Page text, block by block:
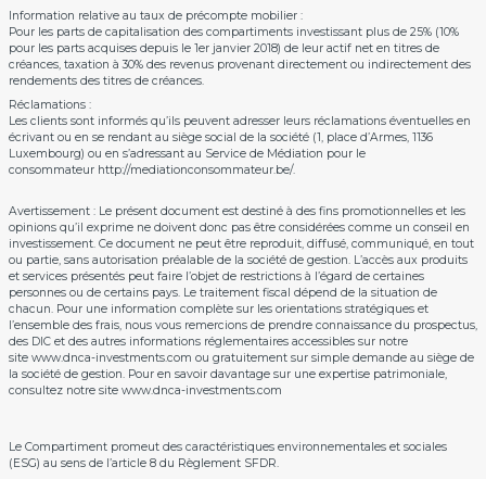
Information relative au taux de précompte mobilier :
Pour les parts de capitalisation des compartiments investissant plus de 25% (10%
pour les parts acquises depuis le 1er janvier 2018) de leur actif net en titres de
créances, taxation à 30% des revenus provenant directement ou indirectement des
rendements des titres de créances.
Réclamations :
Les clients sont informés qu’ils peuvent adresser leurs réclamations éventuelles en
écrivant ou en se rendant au siège social de la société (1, place d’Armes, 1136
Luxembourg) ou en s’adressant au Service de Médiation pour le
consommateur http://mediationconsommateur.be/.
Avertissement : Le présent document est destiné à des fins promotionnelles et les
opinions qu’il exprime ne doivent donc pas être considérées comme un conseil en
investissement. Ce document ne peut être reproduit, diffusé, communiqué, en tout
ou partie, sans autorisation préalable de la société de gestion. L’accès aux produits
et services présentés peut faire l’objet de restrictions à l’égard de certaines
personnes ou de certains pays. Le traitement fiscal dépend de la situation de
chacun. Pour une information complète sur les orientations stratégiques et
l’ensemble des frais, nous vous remercions de prendre connaissance du prospectus,
des DIC et des autres informations réglementaires accessibles sur notre
site www.dnca-investments.com ou gratuitement sur simple demande au siège de
la société de gestion. Pour en savoir davantage sur une expertise patrimoniale,
consultez notre site www.dnca-investments.com
Le Compartiment promeut des caractéristiques environnementales et sociales
(ESG) au sens de l’article 8 du Règlement SFDR.